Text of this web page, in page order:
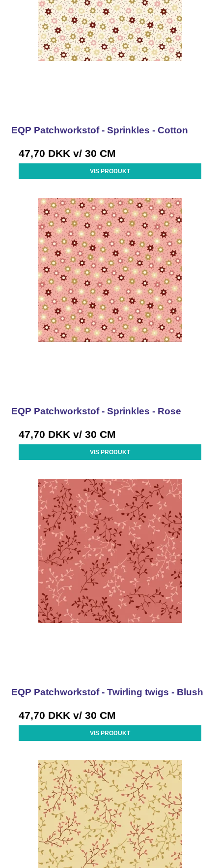
EQP Patchworkstof - Sprinkles - Cotton
47,70 DKK v/ 30 CM
VIS PRODUKT
EQP Patchworkstof - Sprinkles - Rose
47,70 DKK v/ 30 CM
VIS PRODUKT
EQP Patchworkstof - Twirling twigs - Blush
47,70 DKK v/ 30 CM
VIS PRODUKT